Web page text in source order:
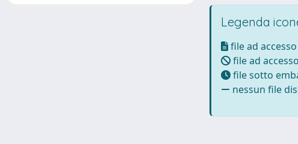
Legenda
file ad
file ad
file sotto
nessun file